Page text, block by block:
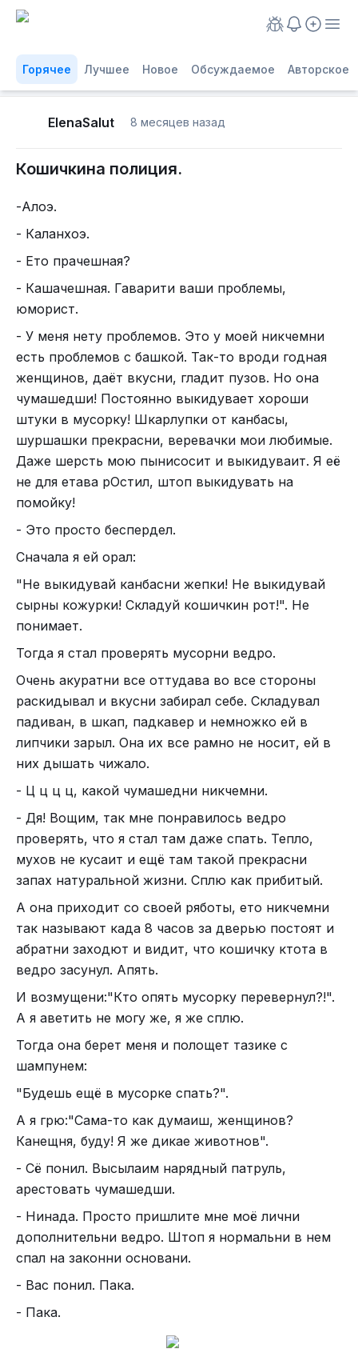
Горячее Лучшее Новое Обсуждаемое Авторское
ElenaSalut 8 месяцев назад
Кошичкина полиция.
-Алоэ.
- Каланхоэ.
- Ето прачешная?
- Кашачешная. Гаварити ваши проблемы,
юморист.
- У меня нету проблемов. Это у моей никчемни
есть проблемов с башкой. Так-то вроди годная
женщинов, даёт вкусни, гладит пузов. Но она
чумашедши! Постоянно выкидувает хороши
штуки в мусорку! Шкарлупки от канбасы,
шуршашки прекрасни, веревачки мои любимые.
Даже шерсть мою пынисосит и выкидуваит. Я её
не для етава рОстил, штоп выкидувать на
помойку!
- Это просто беспердел.
Сначала я ей орал:
"Не выкидувай канбасни жепки! Не выкидувай
сырны кожурки! Складуй кошичкин рот!". Не
понимает.
Тогда я стал проверять мусорни ведро.
Очень акуратни все оттудава во все стороны
раскидывал и вкусни забирал себе. Складувал
падиван, в шкап, падкавер и немножко ей в
липчики зарыл. Она их все рамно не носит, ей в
них дышать чижало.
- Ц ц ц ц, какой чумашедни никчемни.
- Дя! Вощим, так мне понравилось ведро
проверять, что я стал там даже спать. Тепло,
мухов не кусаит и ещё там такой прекрасни
запах натуральной жизни. Сплю как прибитый.
А она приходит со своей ряботы, ето никчемни
так называют када 8 часов за дверью постоят и
абратни заходют и видит, что кошичку ктота в
ведро засунул. Апять.
И возмущени:"Кто опять мусорку перевернул?!".
А я аветить не могу же, я же сплю.
Тогда она берет меня и полощет тазике с
шампунем:
"Будешь ещё в мусорке спать?".
А я грю:"Сама-то как думаиш, женщинов?
Канещня, буду! Я же дикае животнов".
- Сё понил. Высылаим нарядный патруль,
арестовать чумашедши.
- Нинада. Просто пришлите мне моё лични
дополнительни ведро. Штоп я нормальни в нем
спал на законни основани.
- Вас понил. Пака.
- Пака.